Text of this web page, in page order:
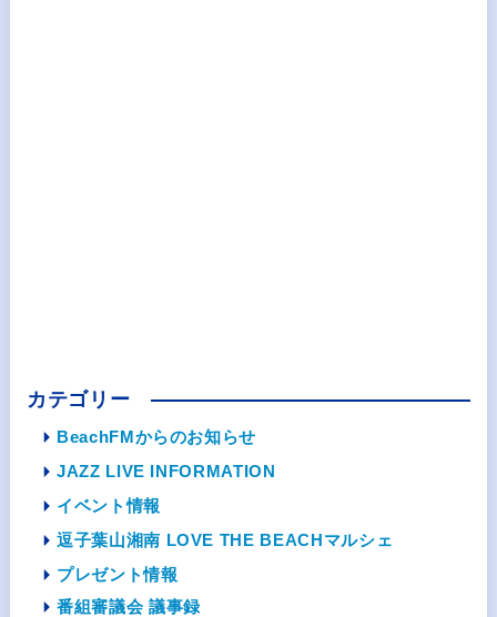
カテゴリー
BeachFMからのお知らせ
JAZZ LIVE INFORMATION
イベント情報
逗子葉山湘南 LOVE THE BEACHマルシェ
プレゼント情報
番組審議会 議事録